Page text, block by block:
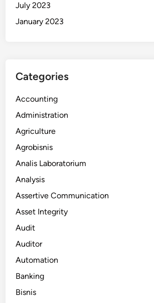
July 2023
January 2023
Categories
Accounting
Administration
Agriculture
Agrobisnis
Analis Laboratorium
Analysis
Assertive Communication
Asset Integrity
Audit
Auditor
Automation
Banking
Bisnis